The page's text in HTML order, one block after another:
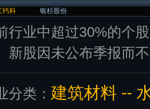
钙科 银杉股份
行业中超过30%的个
新股因未公布季报而
分类： 建筑材料 --